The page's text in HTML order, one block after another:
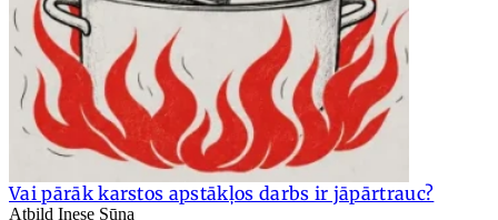
Vai pārāk karstos apstākļos darbs ir jāpārtrauc?
Atbild Inese Sūna